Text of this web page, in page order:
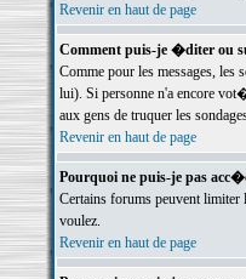
Revenir en haut de page
Comment puis-je �diter ou
Comme pour les messages,
lui). Si personne n'a encore
aux gens de truquer les
Revenir en haut de page
Pourquoi ne puis-je pas
Certains forums peuvent
voulez.
Revenir en haut de page